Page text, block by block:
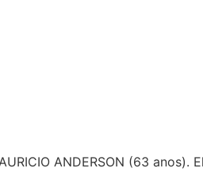
ANDERSON (63